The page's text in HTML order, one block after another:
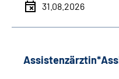
31.08.2026